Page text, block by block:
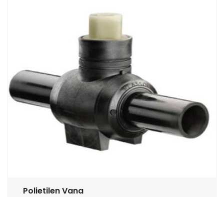
Polietilen Vana